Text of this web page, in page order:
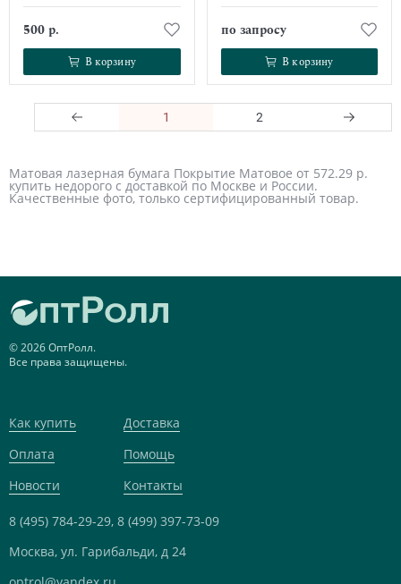
500 р.
В корзину
В корзину
по запросу
В корзину
В корзину
1 2
Матовая лазерная бумага Покрытие Матовое от 572.29 р.
купить недорого с доставкой по Москве и России.
Качественные фото, только сертифицированный товар.
© 2026 ОптРолл.
Все права защищены.
Как купить
Доставка
Оплата
Помощь
Новости
Контакты
8 (495) 784-29-29, 8 (499) 397-73-09
Москва, ул. Гарибальди, д 24